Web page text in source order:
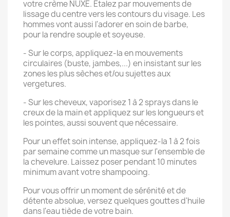
votre crème NUXE. Etalez par mouvements de
lissage du centre vers les contours du visage. Les
hommes vont aussi l'adorer en soin de barbe,
pour la rendre souple et soyeuse.
- Sur le corps, appliquez-la en mouvements
circulaires (buste, jambes,...) en insistant sur les
zones les plus sèches et/ou sujettes aux
vergetures.
- Sur les cheveux, vaporisez 1 à 2 sprays dans le
creux de la main et appliquez sur les longueurs et
les pointes, aussi souvent que nécessaire.
Pour un effet soin intense, appliquez-la 1 à 2 fois
par semaine comme un masque sur l'ensemble de
la chevelure. Laissez poser pendant 10 minutes
minimum avant votre shampooing.
Pour vous offrir un moment de sérénité et de
détente absolue, versez quelques gouttes d'huile
dans l'eau tiède de votre bain.